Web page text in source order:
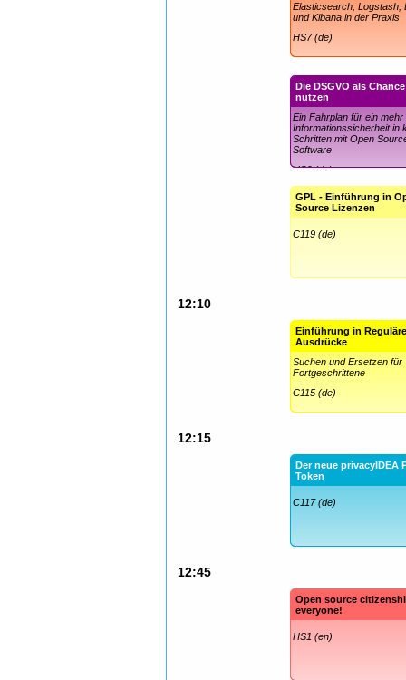
Elasticsearch, Logstash,
und Kibana in der Praxis
HS7 (de)
Die DSGVO als Chance
nutzen
Ein Fahrplan für ein mehr
Informationssicherheit in
Schritten mit Open
Software
HS6 (de)
GPL - Einführung in
Source Lizenzen
C119 (de)
12:10
Einführung in
Ausdrücke
Suchen und Ersetzen für
Fortgeschrittene
C115 (de)
12:15
Der neue privacyIDEA
Token
C117 (de)
12:45
Open source
everyone!
HS1 (en)